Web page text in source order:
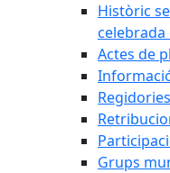
Històric
celebrada
Actes de
Regidories
Grups